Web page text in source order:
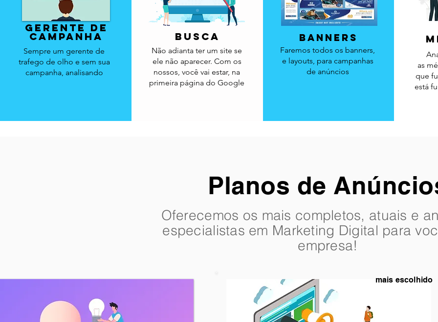
gerente de
campanha
Sempre um gerente de
trafego de olho e sem sua
campanha, analisando
busca
Não adianta ter um site se
ele não aparecer. Com os
nossos, você vai estar, na
primeira página do Google
banners
Faremos todos os banners,
e layouts, para campanhas
de anúncios
as
que
está
Planos de
Oferecemos os mais completos, atuais e
especialistas em Marketing Digital para
empresa!
mais escolhido